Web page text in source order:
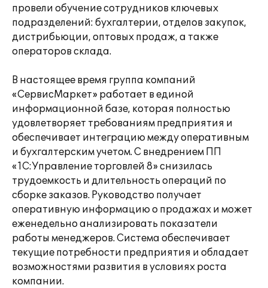
провели обучение сотрудников ключевых
подразделений: бухгалтерии, отделов закупок,
дистрибьюции, оптовых продаж, а также
операторов склада.
В настоящее время группа компаний
«СервисМаркет» работает в единой
информационной базе, которая полностью
удовлетворяет требованиям предприятия и
обеспечивает интеграцию между оперативным
и бухгалтерским учетом. С внедрением ПП
«1С:Управление торговлей 8» снизилась
трудоемкость и длительность операций по
сборке заказов. Руководство получает
оперативную информацию о продажах и может
еженедельно анализировать показатели
работы менеджеров. Система обеспечивает
текущие потребности предприятия и обладает
возможностями развития в условиях роста
компании.